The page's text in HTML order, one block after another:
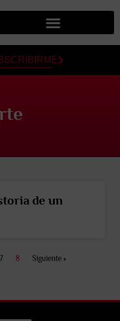
de un
7 8 Siguiente »